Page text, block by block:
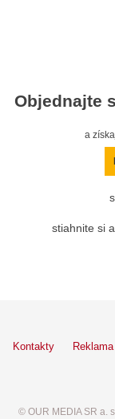
Objednajte
a
stiahnite si
Kontakty Reklama
© OUR MEDIA SR a.